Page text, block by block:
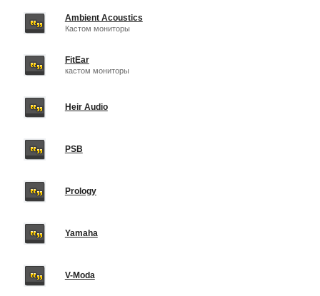
Ambient Acoustics
Кастом мониторы
FitEar
кастом мониторы
Heir Audio
PSB
Prology
Yamaha
V-Moda